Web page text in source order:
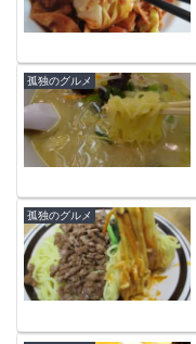
孤独のグルメ
孤独のグルメ